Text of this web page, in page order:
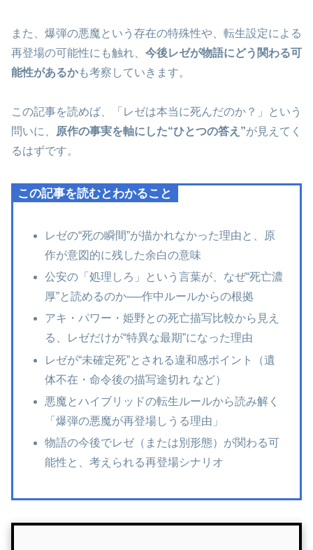
また、爆弾の悪魔という存在の特殊性や、転生設定による
再登場の可能性にも触れ、 今後レゼが物語にどう関わる可
能性があるかも考察していきます。
この記事を読めば、「レゼは本当に死んだのか？」という
問いに、 原作の事実を軸にした“ひとつの答え”が見えてく
るはずです。
この記事を読むとわかること
レゼの“死の瞬間”が描かれなかった理由と、原
作が意図的に残した余白の意味
公安の「処理しろ」という言葉が、なぜ“死亡濃
厚”と読めるのか──作中ルールからの根拠
アキ・パワー・姫野との死亡描写比較から見え
る、レゼだけが“特異な最期”になった理由
レゼが“未確定死”とされる違和感ポイント（遺
体不在・命令後の描写途切れ など）
悪魔とハイブリッドの転生ルールから読み解く
「爆弾の悪魔が再登場しうる理由」
物語の今後でレゼ（または別形態）が関わる可
能性と、考えられる再登場シナリオ